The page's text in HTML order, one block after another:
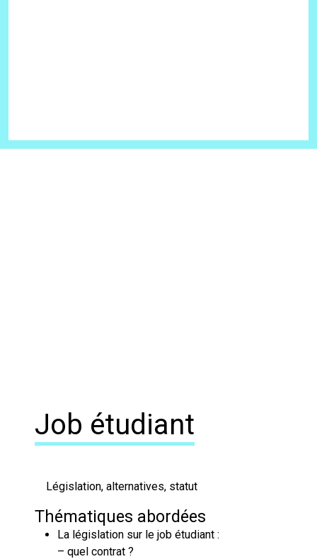
Job étudiant
Législation, alternatives, statut
Thématiques abordées
La législation sur le job étudiant :
– quel contrat ?